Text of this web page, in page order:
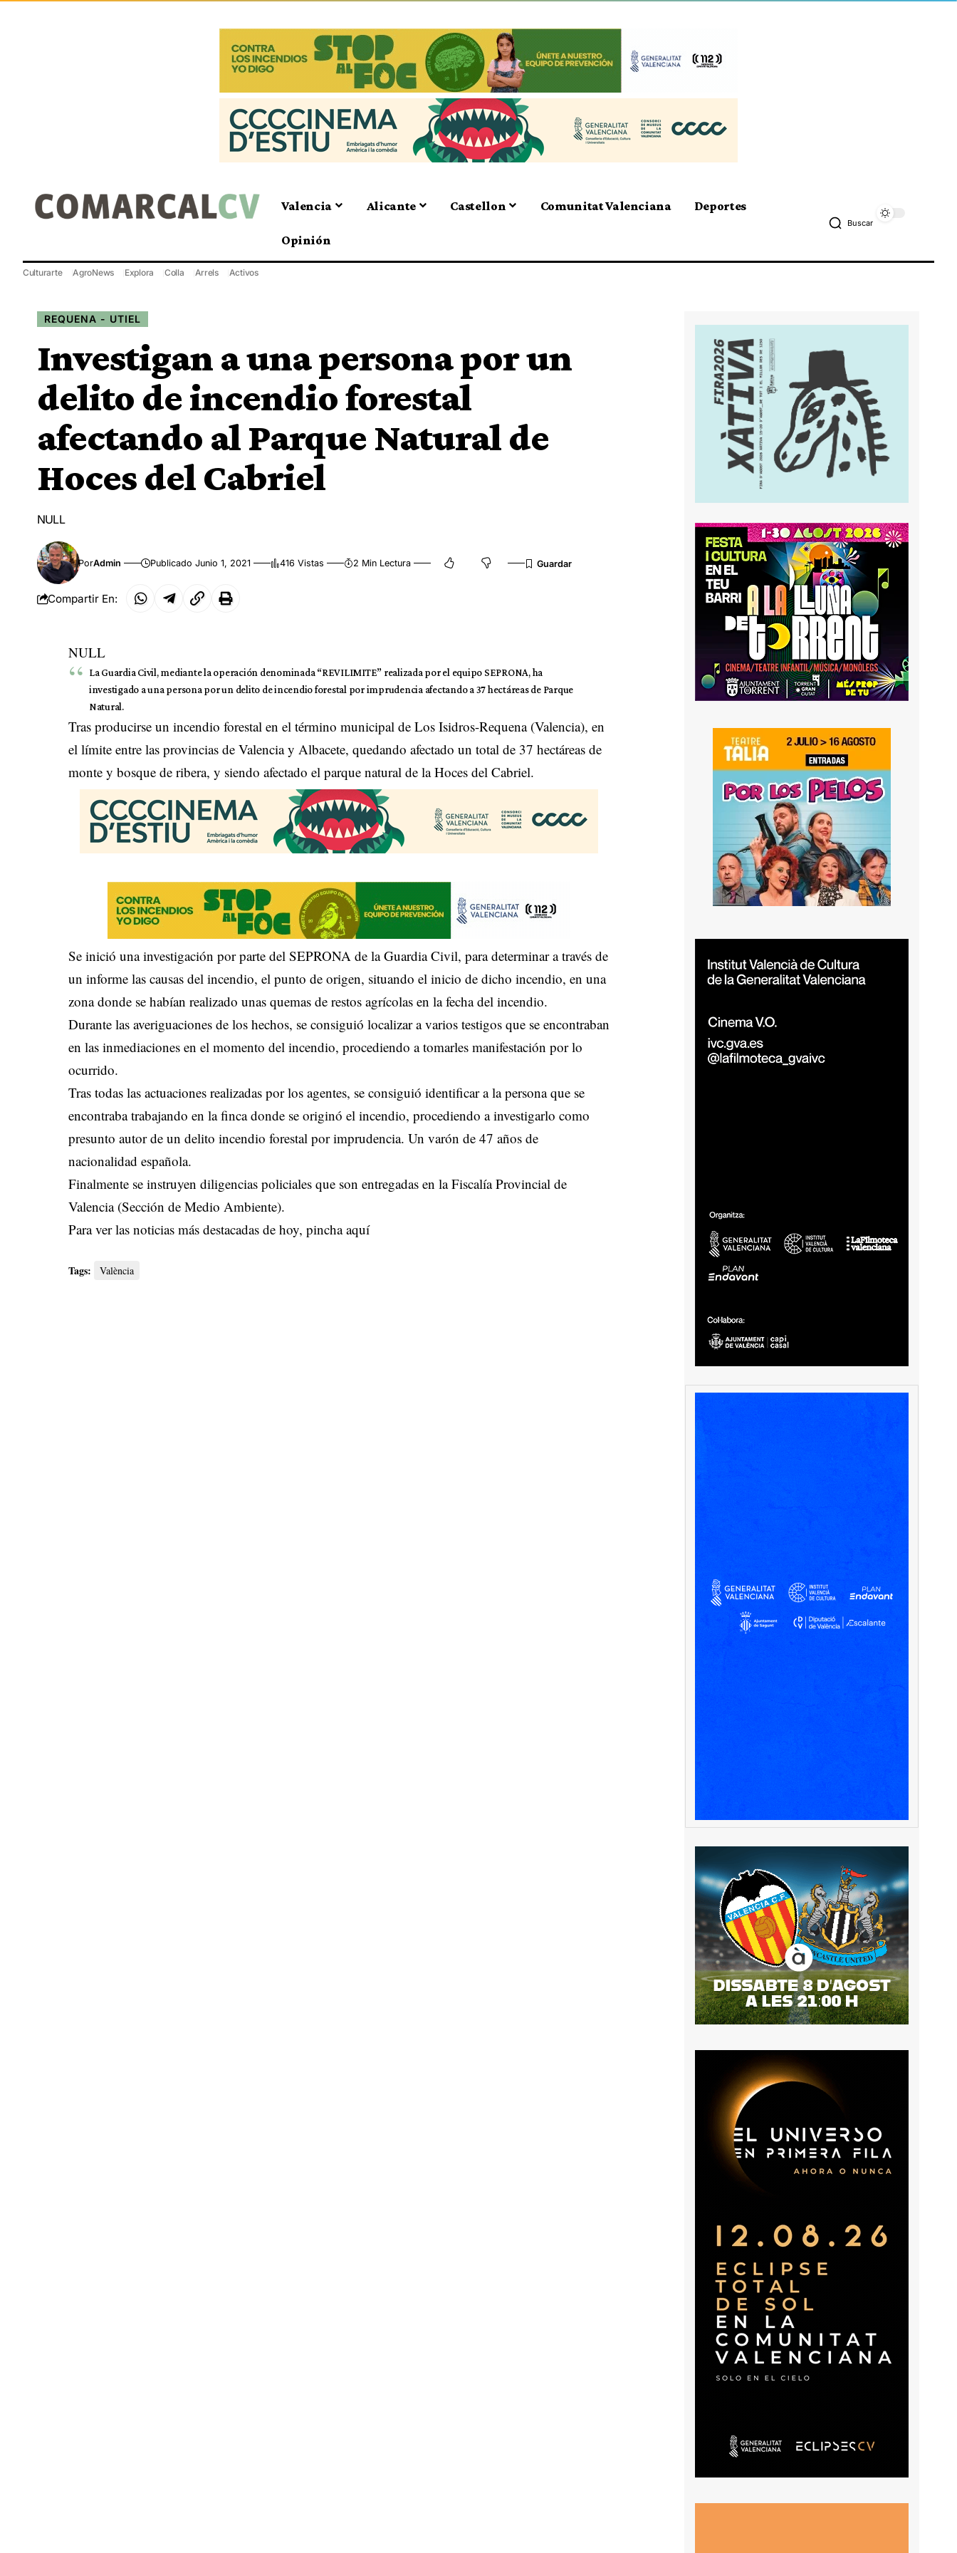
Valencia Alicante Castellon Comunitat Valenciana Deportes
Opinión
Buscar
Culturarte AgroNews Explora Colla Arrels Activos
REQUENA - UTIEL
Investigan a una persona por un
delito de incendio forestal
afectando al Parque Natural de
Hoces del Cabriel
NULL
PorAdmin Publicado Junio 1, 2021 416 Vistas 2 Min Lectura
Compartir En:
NULL
La Guardia Civil, mediante la operación denominada “REVILIMITE” realizada por el equipo SEPRONA, ha
investigado a una persona por un delito de incendio forestal por imprudencia afectando a 37 hectáreas de Parque
Natural.
Tras producirse un incendio forestal en el término municipal de Los Isidros-Requena (Valencia), en
el límite entre las provincias de Valencia y Albacete, quedando afectado un total de 37 hectáreas de
monte y bosque de ribera, y siendo afectado el parque natural de la Hoces del Cabriel.
Se inició una investigación por parte del SEPRONA de la Guardia Civil, para determinar a través de
un informe las causas del incendio, el punto de origen, situando el inicio de dicho incendio, en una
zona donde se habían realizado unas quemas de restos agrícolas en la fecha del incendio.
Durante las averiguaciones de los hechos, se consiguió localizar a varios testigos que se encontraban
en las inmediaciones en el momento del incendio, procediendo a tomarles manifestación por lo
ocurrido.
Tras todas las actuaciones realizadas por los agentes, se consiguió identificar a la persona que se
encontraba trabajando en la finca donde se originó el incendio, procediendo a investigarlo como
presunto autor de un delito incendio forestal por imprudencia. Un varón de 47 años de
nacionalidad española.
Finalmente se instruyen diligencias policiales que son entregadas en la Fiscalía Provincial de
Valencia (Sección de Medio Ambiente).
Para ver las noticias más destacadas de hoy,pincha aquí
Tags: València